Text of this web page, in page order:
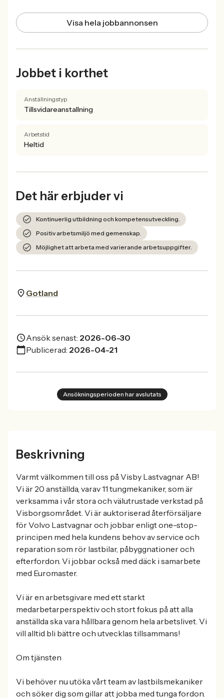
Visa hela jobbannonsen
Jobbet i korthet
Anställningstyp
Tillsvidareanstallning
Arbetstid
Heltid
Det här erbjuder vi
Kontinuerlig utbildning och kompetensutveckling.
Positiv arbetsmiljö med gemenskap.
Möjlighet att arbeta med varierande arbetsuppgifter.
Gotland
Ansök senast: 2026-06-30
Publicerad: 2026-04-21
Ansökningsperioden har avslutats
Beskrivning
Varmt välkommen till oss på Visby Lastvagnar AB!
Vi är 20 anställda, varav 11 tungmekaniker, som är
verksamma i vår stora och välutrustade verkstad på
Visborgsområdet. Vi är auktoriserad återförsäljare
för Volvo Lastvagnar och jobbar enligt one-stop-
principen med hela kundens behov av service och
reparation som rör lastbilar, påbyggnationer och
efterfordon. Vi jobbar också med däck i samarbete
med Euromaster.
Vi är en arbetsgivare med ett starkt
medarbetarperspektiv och stort fokus på att alla
anställda ska vara hållbara genom hela arbetslivet. Vi
vill alltid bli bättre och utvecklas tillsammans!
Om tjänsten
Vi behöver nu utöka vårt team av lastbilsmekaniker
och söker dig som gillar att jobba med tunga fordon.